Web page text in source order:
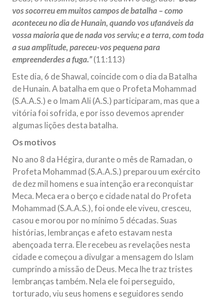
NOTÍCIAS
3 DE JULHO DE 2014
Centro Islâmico no Brasil recebe o ex-
ministro das Relações Exteriores da
República Islâmica do Irã
Brasil recebeu em sua sede, em São Paulo, o ex-ministro das
Relações Exteriores da República Islâmica do Irã, Sr. Kamal
Kharrazi, que encontra-se visitando
vos socorreu em muitos campos de batalha – como
aconteceu no dia de Hunain, quando vos ufanáveis da
vossa maioria que de nada vos serviu; e a terra, com toda
a sua amplitude, pareceu-vos pequena para
empreenderdes a fuga.”(11:113)
Este dia, 6 de Shawal, coincide com o dia da Batalha
de Hunain. A batalha em que o Profeta Mohammad
(S.A.A.S.) e o Imam Ali (A.S.) participaram, mas que a
vitória foi sofrida, e por isso devemos aprender
algumas lições desta batalha.
Os motivos
No ano 8 da Hégira, durante o mês de Ramadan, o
Profeta Mohammad (S.A.A.S.) preparou um exército
de dez mil homens e sua intenção era reconquistar
Meca. Meca era o berço e cidade natal do Profeta
Mohammad (S.A.A.S.), foi onde ele viveu, cresceu,
casou e morou por no mínimo 5 décadas. Suas
histórias, lembranças e afeto estavam nesta
abençoada terra. Ele recebeu as revelações nesta
cidade e começou a divulgar a mensagem do Islam
cumprindo a missão de Deus. Meca lhe traz tristes
lembranças também. Nela ele foi perseguido,
torturado, viu seus homens e seguidores sendo